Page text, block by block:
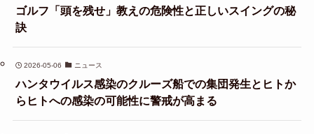
ゴルフ「頭を残せ」教えの危険性と正しいスイングの秘
訣
2026-05-06 ニュース
ハンタウイルス感染のクルーズ船での集団発生とヒトか
らヒトへの感染の可能性に警戒が高まる